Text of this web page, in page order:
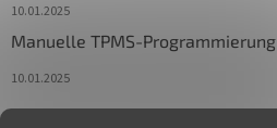
10.01.2025
Manuelle TPMS-Programmierung
10.01.2025